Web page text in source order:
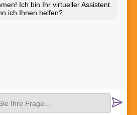
Ich bin Ihr virtueller Assistent.
ich Ihnen helfen?